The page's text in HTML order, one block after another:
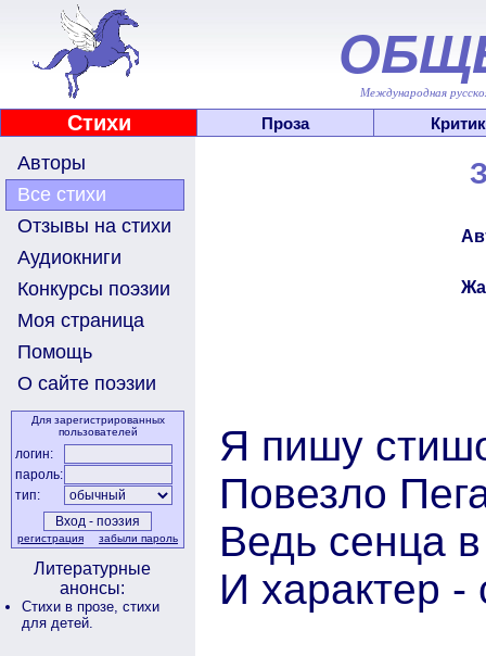
Международная
Стихи Проза
Авторы
Все стихи
Отзывы на стихи
Аудиокниги
Конкурсы поэзии
Моя страница
Помощь
О сайте поэзии
Для зарегистрированных
пользователей
логин:
пароль:
тип:
регистрация забыли пароль
Литературные
анонсы:
Стихи в прозе, стихи
для детей.
Я пишу
Повезло
Ведь сенца
И характер -